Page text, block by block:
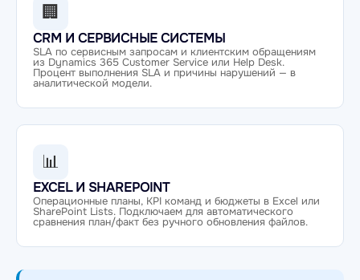
🏢
CRM И СЕРВИСНЫЕ СИСТЕМЫ
SLA по сервисным запросам и клиентским обращениям
из Dynamics 365 Customer Service или Help Desk.
Процент выполнения SLA и причины нарушений — в
аналитической модели.
📊
EXCEL И SHAREPOINT
Операционные планы, KPI команд и бюджеты в Excel или
SharePoint Lists. Подключаем для автоматического
сравнения план/факт без ручного обновления файлов.